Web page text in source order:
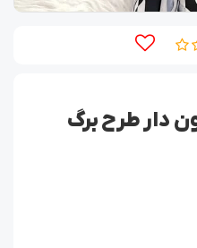
دار طرح برگ